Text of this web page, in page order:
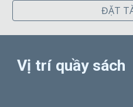
ĐẶT
Vị trí quầy sách